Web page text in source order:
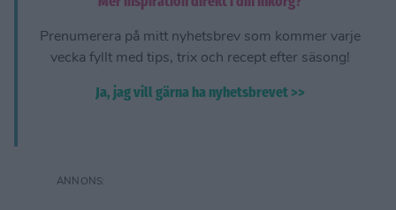
Prenumerera på mitt nyhetsbrev som kommer varje
vecka fyllt med tips, trix och recept efter säsong!
Ja, jag vill gärna ha nyhetsbrevet >>